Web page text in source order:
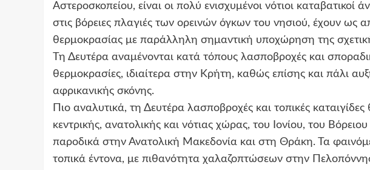
Αστεροσκοπείου, είναι οι πολύ ενισχυμένοι νότιοι καταβατικοί
στις βόρειες πλαγιές των ορεινών όγκων του νησιού, έχουν ως
θερμοκρασίας με παράλληλη σημαντική υποχώρηση της
Τη Δευτέρα αναμένονται κατά τόπους λασποβροχές και
θερμοκρασίες, ιδιαίτερα στην Κρήτη, καθώς επίσης και πάλι
αφρικανικής σκόνης.
Πιο αναλυτικά, τη Δευτέρα λασποβροχές και τοπικές
κεντρικής, ανατολικής και νότιας χώρας, του Ιονίου, του
παροδικά στην Ανατολική Μακεδονία και στη Θράκη. Τα
τοπικά έντονα, με πιθανότητα χαλαζοπτώσεων στην